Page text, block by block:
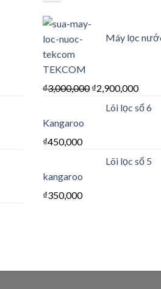
Máy lọc
TEKCOM
₫3,000,000 ₫2,900,000
Lõi lọc số 6
Kangaroo
₫450,000
Lõi lọc số 5
kangaroo
₫350,000